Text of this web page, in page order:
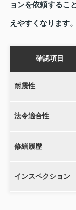
ョンを依頼するこ
えやすくなります。
確認項目
耐震性
法令適合性
修繕履歴
インスペクション